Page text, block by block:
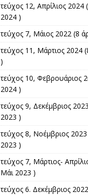
τεύχος 12, Απρίλιος 2024
2024 )
τεύχος 7, Μάιος 2022(8
τεύχος 11, Μάρτιος 2024
)
τεύχος 10, Φεβρουάριος
2024 )
τεύχος 9, Δεκέμβριος 2023
2023 )
τεύχος 8, Νοέμβριος 2023
2023 )
τεύχος 7, Μάρτιος-
Μάι 2023 )
τεύχος 6. Δεκέμβριος